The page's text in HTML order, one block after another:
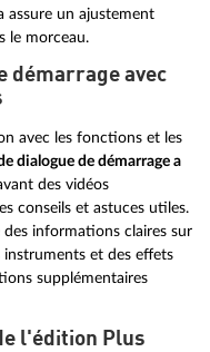
assure un ajustement
le morceau.
démarrage avec
avec les fonctions et les
dialogue de démarrage a
des vidéos
conseils et astuces utiles.
des informations claires sur
et des effets
supplémentaires
l'édition Plus